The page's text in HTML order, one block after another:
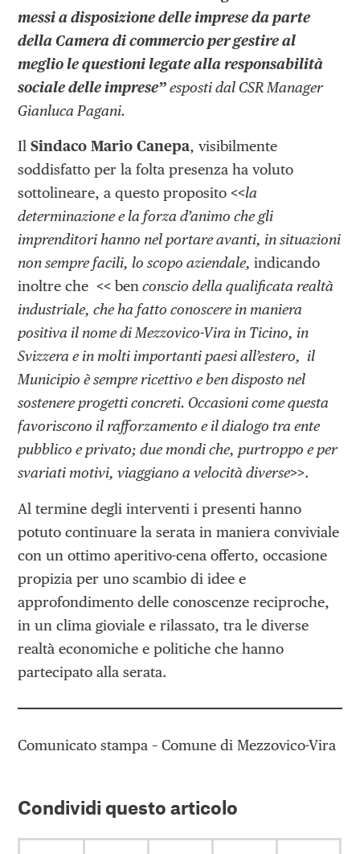
messi a disposizione delle imprese da parte
della Camera di commercio per gestire al
meglio le questioni legate alla responsabilità
sociale delle imprese”esposti dal CSR Manager
Gianluca Pagani.
IlSindaco Mario Canepa, visibilmente
soddisfatto per la folta presenza ha voluto
sottolineare, a questo proposito <<la
determinazione e la forza d’animo che gli
imprenditori hanno nel portare avanti, in situazioni
non sempre facili, lo scopo aziendale,indicando
inoltre che << benconscio della qualificata realtà
industriale, che ha fatto conoscere in maniera
positiva il nome di Mezzovico-Vira in Ticino, in
Svizzera e in molti importanti paesi all’estero, il
Municipio è sempre ricettivo e ben disposto nel
sostenere progetti concreti. Occasioni come questa
favoriscono il rafforzamento e il dialogo tra ente
pubblico e privato; due mondi che, purtroppo e per
svariati motivi, viaggiano a velocità diverse>>.
Al termine degli interventi i presenti hanno
potuto continuare la serata in maniera conviviale
con un ottimo aperitivo-cena offerto, occasione
propizia per uno scambio di idee e
approfondimento delle conoscenze reciproche,
in un clima gioviale e rilassato, tra le diverse
realtà economiche e politiche che hanno
partecipato alla serata.
Comunicato stampa – Comune di Mezzovico-Vira
Condividi questo articolo